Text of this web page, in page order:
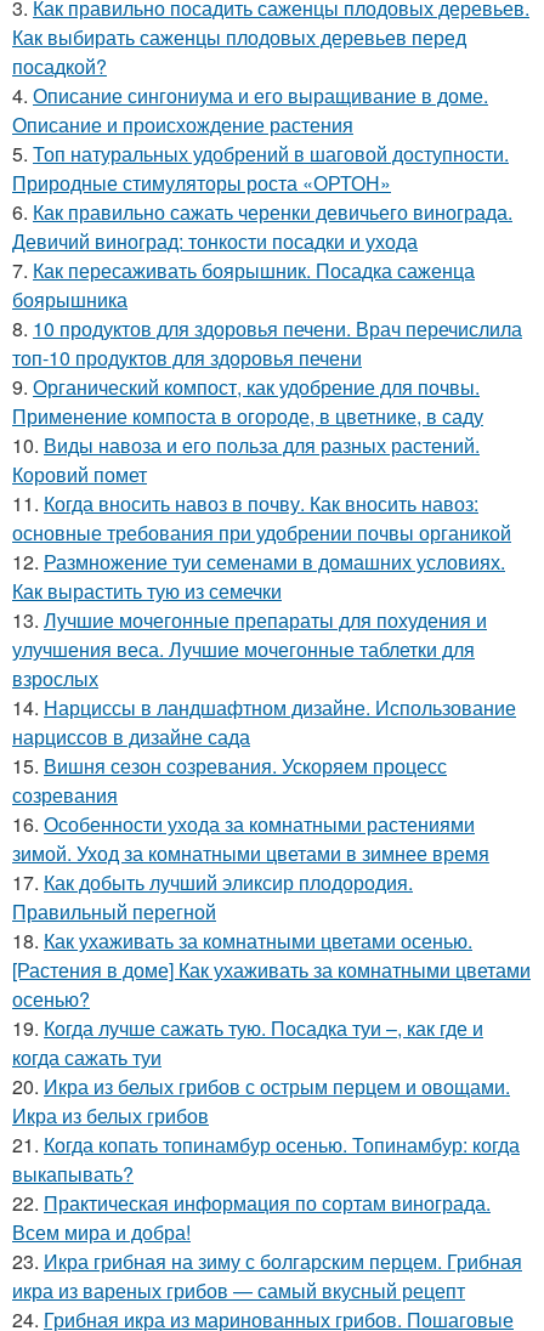
3. Как правильно посадить саженцы плодовых деревьев.
Как выбирать саженцы плодовых деревьев перед
посадкой?
4. Описание сингониума и его выращивание в доме.
Описание и происхождение растения
5. Топ натуральных удобрений в шаговой доступности.
Природные стимуляторы роста «ОРТОН»
6. Как правильно сажать черенки девичьего винограда.
Девичий виноград: тонкости посадки и ухода
7. Как пересаживать боярышник. Посадка саженца
боярышника
8. 10 продуктов для здоровья печени. Врач перечислила
топ-10 продуктов для здоровья печени
9. Органический компост, как удобрение для почвы.
Применение компоста в огороде, в цветнике, в саду
10. Виды навоза и его польза для разных растений.
Коровий помет
11. Когда вносить навоз в почву. Как вносить навоз:
основные требования при удобрении почвы органикой
12. Размножение туи семенами в домашних условиях.
Как вырастить тую из семечки
13. Лучшие мочегонные препараты для похудения и
улучшения веса. Лучшие мочегонные таблетки для
взрослых
14. Нарциссы в ландшафтном дизайне. Использование
нарциссов в дизайне сада
15. Вишня сезон созревания. Ускоряем процесс
созревания
16. Особенности ухода за комнатными растениями
зимой. Уход за комнатными цветами в зимнее время
17. Как добыть лучший эликсир плодородия.
Правильный перегной
18. Как ухаживать за комнатными цветами осенью.
[Растения в доме] Как ухаживать за комнатными цветами
осенью?
19. Когда лучше сажать тую. Посадка туи –, как где и
когда сажать туи
20. Икра из белых грибов с острым перцем и овощами.
Икра из белых грибов
21. Когда копать топинамбур осенью. Топинамбур: когда
выкапывать?
22. Практическая информация по сортам винограда.
Всем мира и добра!
23. Икра грибная на зиму с болгарским перцем. Грибная
икра из вареных грибов — самый вкусный рецепт
24. Грибная икра из маринованных грибов. Пошаговые